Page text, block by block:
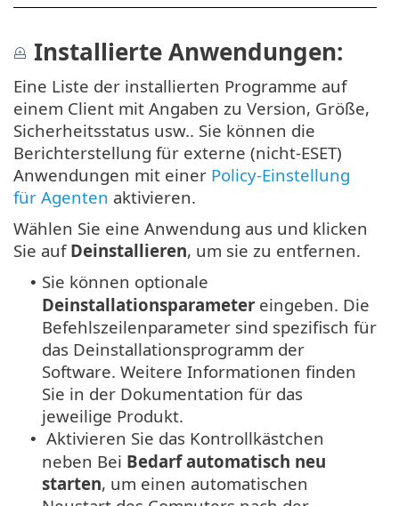
Installierte Anwendungen:
Eine Liste der installierten Programme auf
einem Client mit Angaben zu Version, Größe,
Sicherheitsstatus usw.. Sie können die
Berichterstellung für externe (nicht-ESET)
Anwendungen mit einer Policy-Einstellung
für Agenten aktivieren.
Wählen Sie eine Anwendung aus und klicken
Sie auf Deinstallieren, um sie zu entfernen.
• Sie können optionale
Deinstallationsparameter eingeben. Die
Befehlszeilenparameter sind spezifisch für
das Deinstallationsprogramm der
Software. Weitere Informationen finden
Sie in der Dokumentation für das
jeweilige Produkt.
• Aktivieren Sie das Kontrollkästchen
neben Bei Bedarf automatisch neu
starten, um einen automatischen